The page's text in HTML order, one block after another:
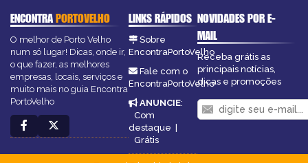
ENCONTRAPORTOVELHO
O melhor de Porto Velho
num só lugar! Dicas, onde ir,
o que fazer, as melhores
empresas, locais, serviços e
muito mais no guia Encontra
PortoVelho
LINKS RÁPIDOS
Sobre
EncontraPortoVelho
Fale com o
EncontraPortoVelho
ANUNCIE:
Com
destaque |
Grátis
NOVIDADES POR E-
MAIL
Receba grátis as
principais notícias,
dicas e promoções